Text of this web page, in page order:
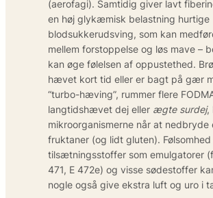
(aerofagi). Samtidig giver lavt
en høj glykæmisk belastning hurtige
blodsukkerudsving, som kan
mellem forstoppelse og løs mave –
kan øge følelsen af oppustethed.
hævet kort tid eller er bagt på gær
“turbo-hæving”, rummer flere
langtidshævet dej eller ægte surdej,
mikroorganismerne når at nedbryde
fruktaner (og lidt gluten).
tilsætningsstoffer som emulgatorer
471, E 472e) og visse sødestoffer
nogle også give ekstra luft og uro i